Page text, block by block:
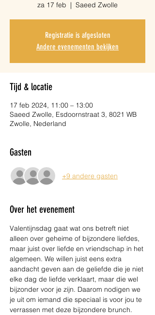
za 17 feb
  |
Saeed Zwolle
Registratie is afgesloten
Andere evenementen bekijken
Tijd & locatie
17 feb 2024, 11:00 – 13:00
Saeed Zwolle, Esdoornstraat 3, 8021 WB
Zwolle, Nederland
Gasten
+9 andere gasten
Over het evenement
Valentijnsdag gaat wat ons betreft niet
alleen over geheime of bijzondere liefdes,
maar juist over liefde en vriendschap in het
algemeen. We willen juist eens extra
aandacht geven aan de geliefde die je niet
elke dag de liefde verklaart, maar die wel
bijzonder voor je zijn. Daarom nodigen we
je uit om iemand die speciaal is voor jou te
verrassen met deze bijzondere brunch.